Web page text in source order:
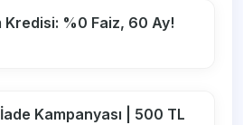
Kredisi: %0 Faiz, 60 Ay!
Kampanyası | 500 TL